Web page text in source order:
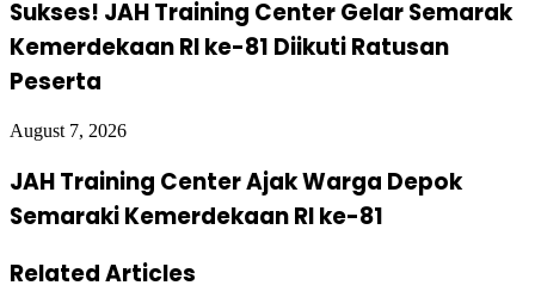
Sukses! JAH Training Center Gelar Semarak
Kemerdekaan RI ke-81 Diikuti Ratusan
Peserta
August 7, 2026
JAH Training Center Ajak Warga Depok
Semaraki Kemerdekaan RI ke-81
Related Articles